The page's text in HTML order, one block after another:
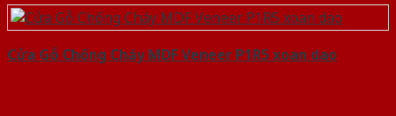
Cửa Gỗ Chống Cháy MDF Veneer P1R5 xoan dao